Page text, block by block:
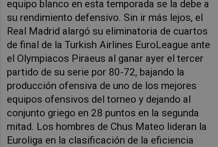
equipo blanco en esta temporada se la debe a
su rendimiento defensivo. Sin ir más lejos, el
Real Madrid alargó su eliminatoria de cuartos
de final de la Turkish Airlines EuroLeague ante
el Olympiacos Piraeus al ganar ayer el tercer
partido de su serie por 80-72, bajando la
producción ofensiva de uno de los mejores
equipos ofensivos del torneo y dejando al
conjunto griego en 28 puntos en la segunda
mitad. Los hombres de Chus Mateo lideran la
Euroliga en la clasificación de la eficiencia